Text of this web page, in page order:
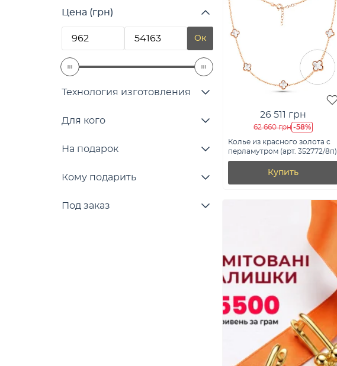
Цена (грн)
Ок
Технология изготовления
Для кого
На подарок
Кому подарить
Под заказ
26 511 грн
62 660 грн -58%
Колье из красного золота с
перламутром (арт. 352772/8п)
Купить